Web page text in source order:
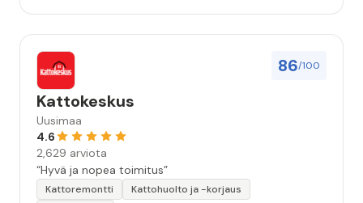
86/100
Kattokeskus
Uusimaa
4.6
2,629 arviota
“Hyvä ja nopea toimitus”
Kattoremontti
Kattohuolto ja -korjaus